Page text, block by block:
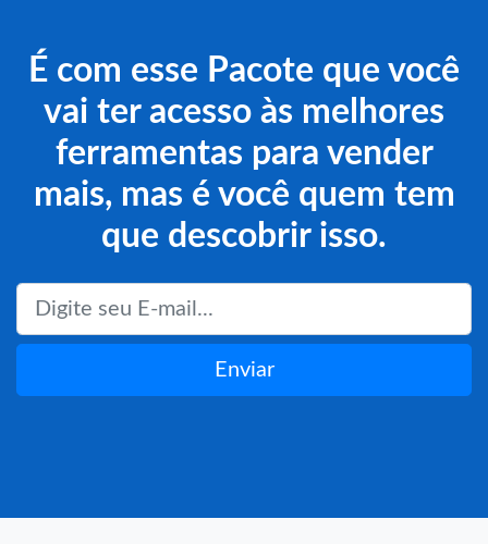
É com esse Pacote que você
vai ter acesso às melhores
ferramentas para vender
mais, mas é você quem tem
que descobrir isso.
Enviar